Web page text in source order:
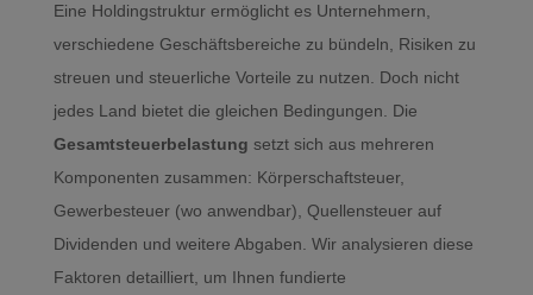
Eine Holdingstruktur ermöglicht es Unternehmern,
verschiedene Geschäftsbereiche zu bündeln, Risiken zu
streuen und steuerliche Vorteile zu nutzen. Doch nicht
jedes Land bietet die gleichen Bedingungen. Die
Gesamtsteuerbelastung setzt sich aus mehreren
Komponenten zusammen: Körperschaftsteuer,
Gewerbesteuer (wo anwendbar), Quellensteuer auf
Dividenden und weitere Abgaben. Wir analysieren diese
Faktoren detailliert, um Ihnen fundierte